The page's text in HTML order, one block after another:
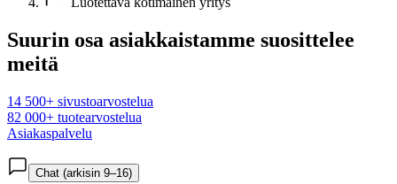
Suurin osa asiakkaistamme suosittelee
meitä
14 500+ sivustoarvostelua
82 000+ tuotearvostelua
Asiakaspalvelu
Chat (arkisin 9–16)